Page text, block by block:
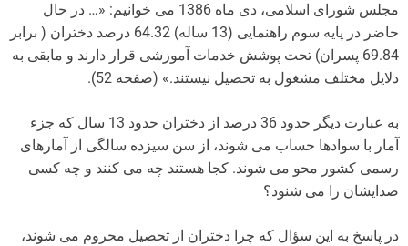
مجلس شورای اسلامی، دی ماه 1386 می خوانیم: «… در حال
حاضر در پایه سوم راهنمایی (13 ساله) 64.32 درصد دختران ( برابر
69.84 پسران) تحت پوشش خدمات آموزشی قرار دارند و مابقی به
دلایل مختلف مشغول به تحصیل نیستند.» (صفحه 52).
به عبارت دیگر حدود 36 درصد از دختران حدود 13 سال که جزء
آمار با سوادها حساب می شوند، از سن سیزده سالگی از آمارهای
رسمی کشور محو می شوند. کجا هستند چه می کنند و چه کسی
صدایشان را می شنود؟
در پاسخ به این سؤال که چرا دختران از تحصیل محروم می شوند،